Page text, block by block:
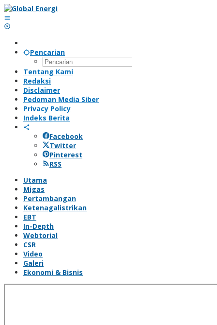
Lewati
ke
konten
Pencarian
Tentang Kami
Redaksi
Disclaimer
Pedoman Media Siber
Privacy Policy
Indeks Berita
Facebook
Twitter
Pinterest
RSS
Utama
Migas
Pertambangan
Ketenagalistrikan
EBT
In-Depth
Webtorial
CSR
Video
Galeri
Ekonomi & Bisnis